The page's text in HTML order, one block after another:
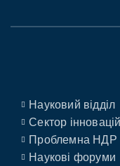
Науковий відділ
Сектор
Проблемна НДР
Наукові форуми